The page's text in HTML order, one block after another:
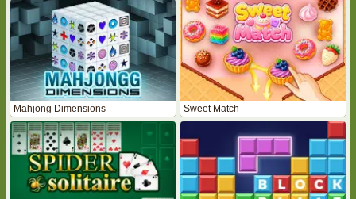
Mahjong Dimensions Sweet Match